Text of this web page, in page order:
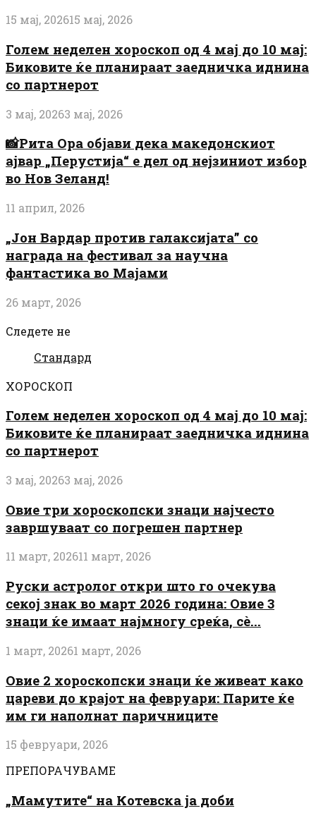
15 мај, 202615 мај, 2026
Голем неделен хороскоп од 4 мај до 10 мај:
Биковите ќе планираат заедничка иднина
со партнерот
3 мај, 20263 мај, 2026
📸Рита Ора објави дека македонскиот
ајвар „Перустија“ е дел од нејзиниот избор
во Нов Зеланд!
11 април, 2026
„Јон Вардар против галаксијата” со
награда на фестивал за научна
фантастика во Мајами
26 март, 2026
Следете не
Стандард
ХОРОСКОП
Голем неделен хороскоп од 4 мај до 10 мај:
Биковите ќе планираат заедничка иднина
со партнерот
3 мај, 20263 мај, 2026
Овие три хороскопски знаци најчесто
завршуваат со погрешен партнер
11 март, 202611 март, 2026
Руски астролог откри што го очекува
секој знак во март 2026 година: Овие 3
знаци ќе имаат најмногу среќа, сè...
1 март, 20261 март, 2026
Овие 2 хороскопски знаци ќе живеат како
цареви до крајот на февруари: Парите ќе
им ги наполнат паричниците
15 февруари, 2026
ПРЕПОРАЧУВАМЕ
„Мамутите“ на Котевска ја доби